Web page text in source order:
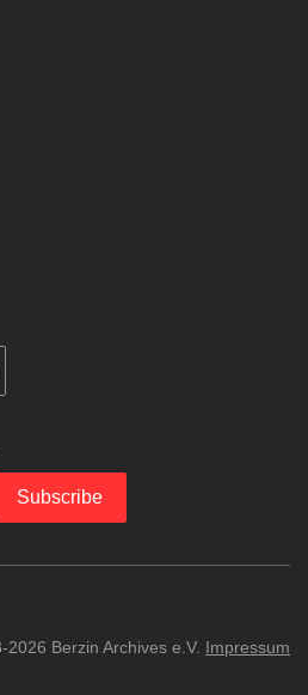
Subscribe
2026 Berzin Archives e.V. Impressum